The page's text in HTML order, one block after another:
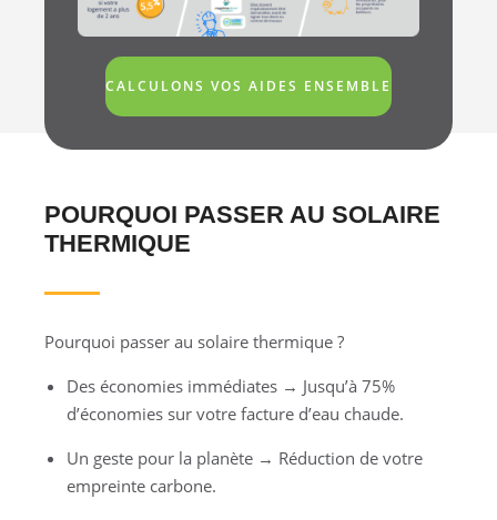
CALCULONS VOS AIDES ENSEMBLE
POURQUOI PASSER AU SOLAIRE
THERMIQUE
Pourquoi passer au solaire thermique ?
Des économies immédiates → Jusqu’à 75%
d’économies sur votre facture d’eau chaude.
Un geste pour la planète → Réduction de votre
empreinte carbone.